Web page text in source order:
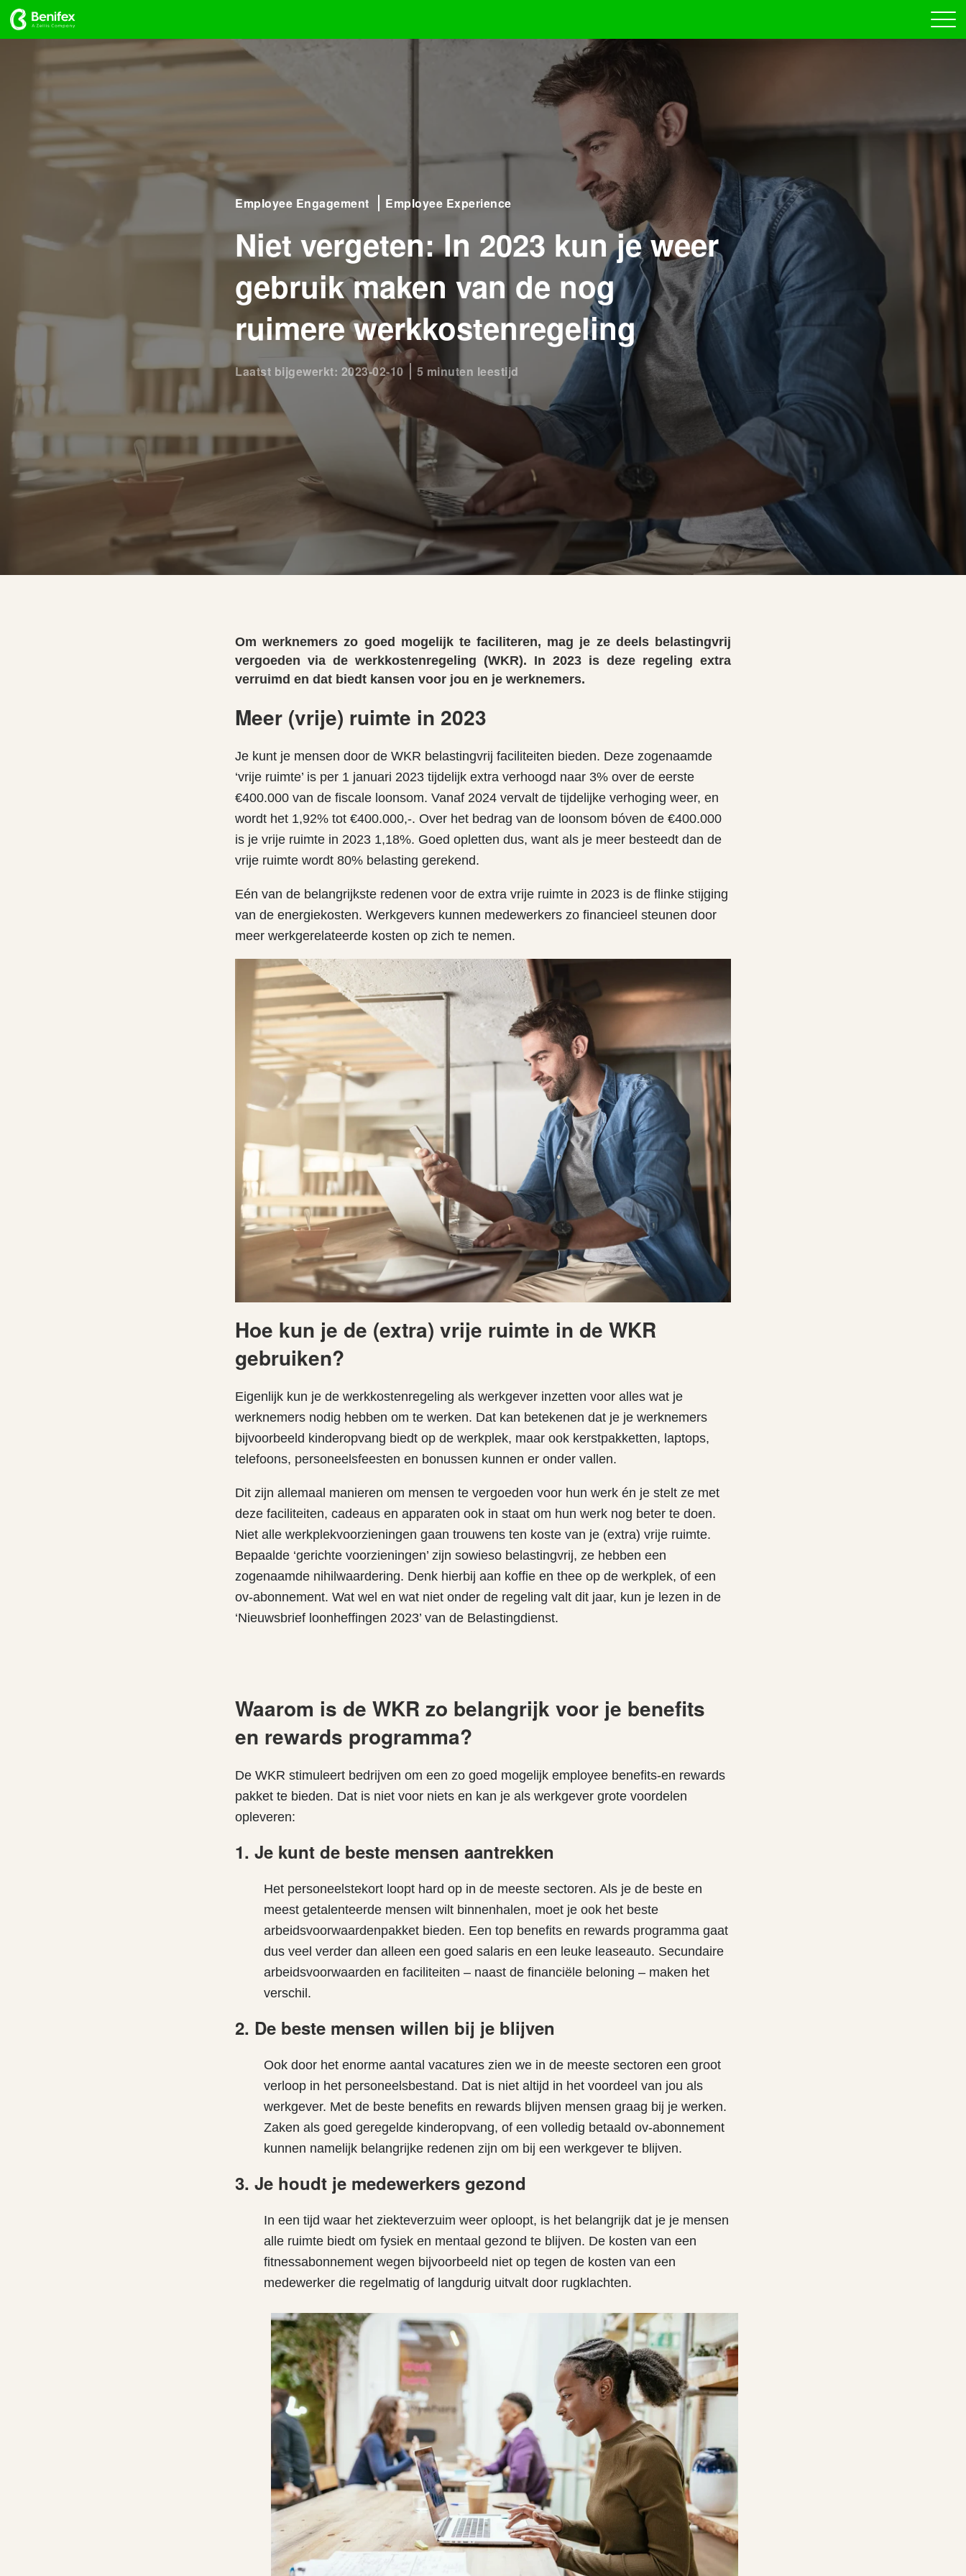
Employee Engagement Employee Experience
Niet vergeten: In 2023 kun je weer
gebruik maken van de nog
ruimere werkkostenregeling
Laatst bijgewerkt: 2023-02-10 5 minuten leestijd
Om werknemers zo goed mogelijk te faciliteren, mag je ze deels belastingvrij
vergoeden via de werkkostenregeling (WKR). In 2023 is deze regeling extra
verruimd en dat biedt kansen voor jou en je werknemers.
Meer (vrije) ruimte in 2023
Je kunt je mensen door de WKR belastingvrij faciliteiten bieden. Deze zogenaamde
‘vrije ruimte’ is per 1 januari 2023 tijdelijk extra verhoogd naar 3% over de eerste
€400.000 van de fiscale loonsom. Vanaf 2024 vervalt de tijdelijke verhoging weer, en
wordt het 1,92% tot €400.000,-. Over het bedrag van de loonsom bóven de €400.000
is je vrije ruimte in 2023 1,18%. Goed opletten dus, want als je meer besteedt dan de
vrije ruimte wordt 80% belasting gerekend.
Eén van de belangrijkste redenen voor de extra vrije ruimte in 2023 is de flinke stijging
van de energiekosten. Werkgevers kunnen medewerkers zo financieel steunen door
meer werkgerelateerde kosten op zich te nemen.
Hoe kun je de (extra) vrije ruimte in de WKR
gebruiken?
Eigenlijk kun je de werkkostenregeling als werkgever inzetten voor alles wat je
werknemers nodig hebben om te werken. Dat kan betekenen dat je je werknemers
bijvoorbeeld kinderopvang biedt op de werkplek, maar ook kerstpakketten, laptops,
telefoons, personeelsfeesten en bonussen kunnen er onder vallen.
Dit zijn allemaal manieren om mensen te vergoeden voor hun werk én je stelt ze met
deze faciliteiten, cadeaus en apparaten ook in staat om hun werk nog beter te doen.
Niet alle werkplekvoorzieningen gaan trouwens ten koste van je (extra) vrije ruimte.
Bepaalde ‘gerichte voorzieningen’ zijn sowieso belastingvrij, ze hebben een
zogenaamde nihilwaardering. Denk hierbij aan koffie en thee op de werkplek, of een
ov-abonnement. Wat wel en wat niet onder de regeling valt dit jaar, kun je lezen in de
‘Nieuwsbrief loonheffingen 2023’ van de Belastingdienst.
Waarom is de WKR zo belangrijk voor je benefits
en rewards programma?
De WKR stimuleert bedrijven om een zo goed mogelijk employee benefits-en rewards
pakket te bieden. Dat is niet voor niets en kan je als werkgever grote voordelen
opleveren:
1. Je kunt de beste mensen aantrekken
Het personeelstekort loopt hard op in de meeste sectoren. Als je de beste en
meest getalenteerde mensen wilt binnenhalen, moet je ook het beste
arbeidsvoorwaardenpakket bieden. Een top benefits en rewards programma gaat
dus veel verder dan alleen een goed salaris en een leuke leaseauto. Secundaire
arbeidsvoorwaarden en faciliteiten – naast de financiële beloning – maken het
verschil.
2. De beste mensen willen bij je blijven
Ook door het enorme aantal vacatures zien we in de meeste sectoren een groot
verloop in het personeelsbestand. Dat is niet altijd in het voordeel van jou als
werkgever. Met de beste benefits en rewards blijven mensen graag bij je werken.
Zaken als goed geregelde kinderopvang, of een volledig betaald ov-abonnement
kunnen namelijk belangrijke redenen zijn om bij een werkgever te blijven.
3. Je houdt je medewerkers gezond
In een tijd waar het ziekteverzuim weer oploopt, is het belangrijk dat je je mensen
alle ruimte biedt om fysiek en mentaal gezond te blijven. De kosten van een
fitnessabonnement wegen bijvoorbeeld niet op tegen de kosten van een
medewerker die regelmatig of langdurig uitvalt door rugklachten.